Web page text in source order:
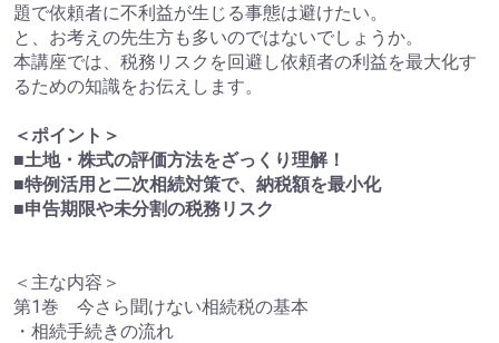
題で依頼者に不利益が生じる事態は避けたい。
と、お考えの先生方も多いのではないでしょうか。
本講座では、税務リスクを回避し依頼者の利益を最大化す
るための知識をお伝えします。
＜ポイント＞
■土地・株式の評価方法をざっくり理解！
■特例活用と二次相続対策で、納税額を最小化
■申告期限や未分割の税務リスク
＜主な内容＞
第1巻 今さら聞けない相続税の基本
・相続手続きの流れ